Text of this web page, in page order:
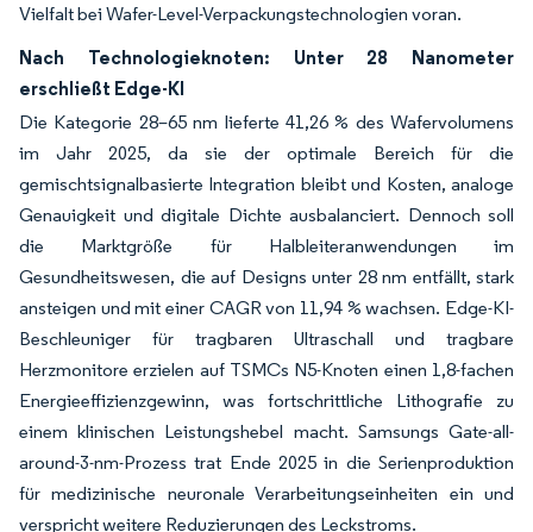
Vielfalt bei Wafer-Level-Verpackungstechnologien voran.
Nach Technologieknoten: Unter 28 Nanometer
erschließt Edge-KI
Die Kategorie 28–65 nm lieferte 41,26 % des Wafervolumens
im Jahr 2025, da sie der optimale Bereich für die
gemischtsignalbasierte Integration bleibt und Kosten, analoge
Genauigkeit und digitale Dichte ausbalanciert. Dennoch soll
die Marktgröße für Halbleiteranwendungen im
Gesundheitswesen, die auf Designs unter 28 nm entfällt, stark
ansteigen und mit einer CAGR von 11,94 % wachsen. Edge-KI-
Beschleuniger für tragbaren Ultraschall und tragbare
Herzmonitore erzielen auf TSMCs N5-Knoten einen 1,8-fachen
Energieeffizienzgewinn, was fortschrittliche Lithografie zu
einem klinischen Leistungshebel macht. Samsungs Gate-all-
around-3-nm-Prozess trat Ende 2025 in die Serienproduktion
für medizinische neuronale Verarbeitungseinheiten ein und
verspricht weitere Reduzierungen des Leckstroms.